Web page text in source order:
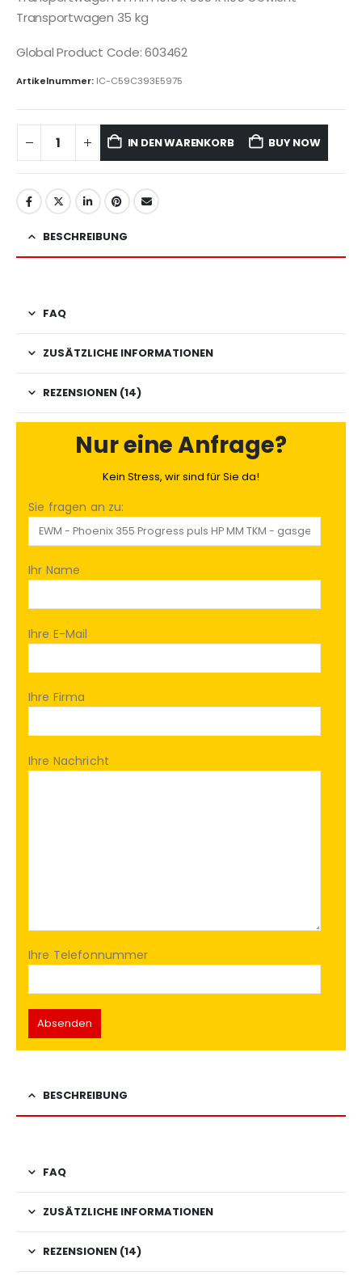
Transportwagen 35 kg
Global Product Code: 603462
Artikelnummer: IC-C59C393E5975
IN DEN WARENKORB BUY NOW
BESCHREIBUNG
FAQ
ZUSÄTZLICHE INFORMATIONEN
REZENSIONEN (14)
Nur eine Anfrage?
Kein Stress, wir sind für Sie da!
Sie fragen an zu:
Ihr Name
Ihre E-Mail
Ihre Firma
Ihre Nachricht
Ihre Telefonnummer
BESCHREIBUNG
FAQ
ZUSÄTZLICHE INFORMATIONEN
REZENSIONEN (14)